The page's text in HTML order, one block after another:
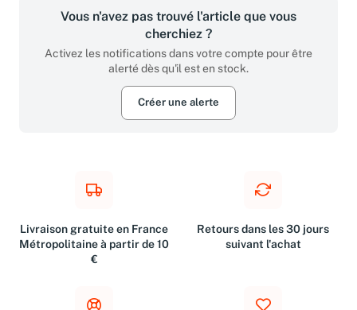
Vous n'avez pas trouvé l'article que vous
cherchiez ?
Activez les notifications dans votre compte pour être
alerté dès qu'il est en stock.
Créer une alerte
Livraison gratuite en France
Métropolitaine à partir de 10
€
Retours dans les 30 jours
suivant l'achat